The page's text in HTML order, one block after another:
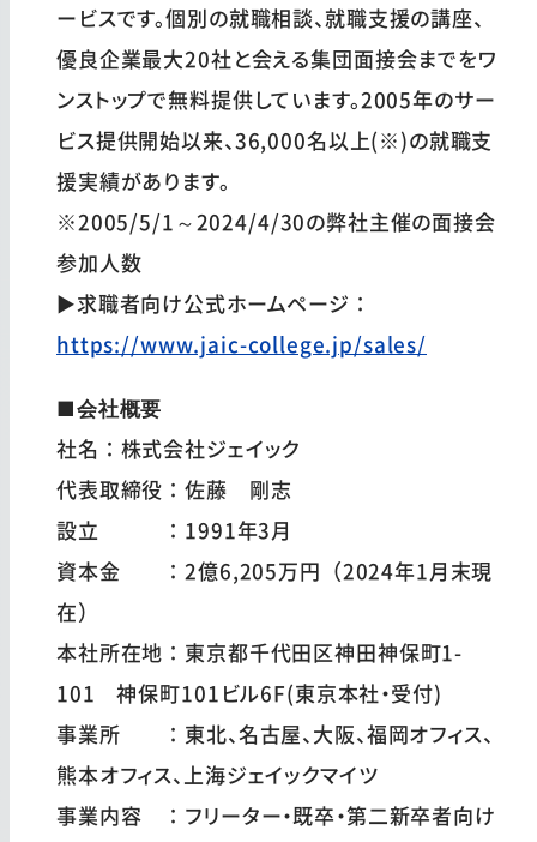
ービスです。個別の就職相談、就職支援の講座、
優良企業最大20社と会える集団面接会までをワ
ンストップで無料提供しています。2005年のサー
ビス提供開始以来、36,000名以上(※)の就職支
援実績があります。
※2005/5/1～2024/4/30の弊社主催の面接会
参加人数
▶求職者向け公式ホームページ：
https://www.jaic-college.jp/sales/
■会社概要
社名：株式会社ジェイック
代表取締役：佐藤 剛志
設立 ：1991年3月
資本金 ：2億6,205万円（2024年1月末現
在）
本社所在地：東京都千代田区神田神保町1-
101 神保町101ビル6F(東京本社・受付)
事業所 ：東北、名古屋、大阪、福岡オフィス、
熊本オフィス、上海ジェイックマイツ
事業内容 ：フリーター・既卒・第二新卒者向け